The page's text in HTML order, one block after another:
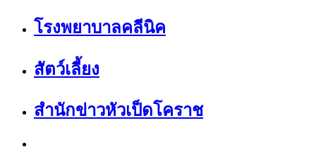
โรงพยาบาลคลีนิค
สัตว์เลี้ยง
สำนักข่าวหัวเป็ดโคราช